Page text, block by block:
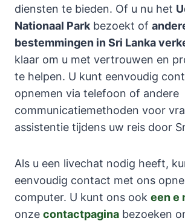
diensten te bieden. Of u nu het
Nationaal Park bezoekt of
bestemmingen in Sri Lanka
klaar om u met vertrouwen en
te helpen. U kunt eenvoudig
opnemen via telefoon of andere
communicatiemethoden voor
assistentie tijdens uw reis door
Als u een livechat nodig heeft,
eenvoudig contact met ons
computer. U kunt ons ook een e
onze contactpagina bezoeken